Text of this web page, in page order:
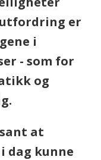
er
i
- som for
og
at
dag kunne